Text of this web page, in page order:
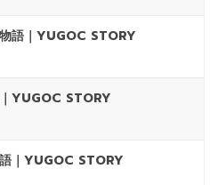
語｜YUGOC STORY
YUGOC STORY
｜YUGOC STORY